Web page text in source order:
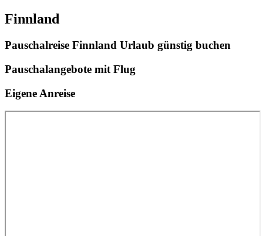
Finnland
Pauschalreise Finnland Urlaub günstig buchen
Pauschalangebote mit Flug
Eigene Anreise